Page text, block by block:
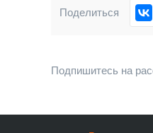
Поделиться
Подпишитесь на